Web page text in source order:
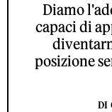
Diamo
capaci di
posizione
DI